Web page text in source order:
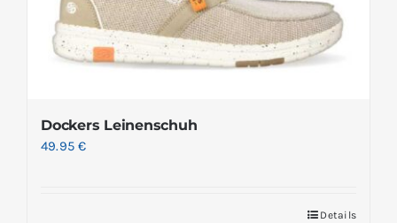
Dockers Leinenschuh
49.95€
Details